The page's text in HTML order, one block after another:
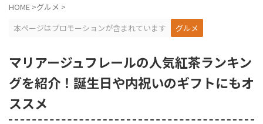
HOME >グルメ >
本ページはプロモーションが含まれています
グルメ
マリアージュフレールの人気紅茶ランキン
グを紹介！誕生日や内祝いのギフトにもオ
ススメ